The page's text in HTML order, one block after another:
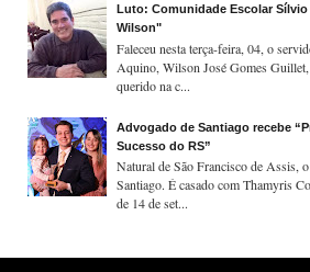
Luto: Comunidade Escolar
Wilson"
Faleceu nesta terça-feira, 04, o
Aquino, Wilson José Gomes
querido na c...
Advogado de Santiago recebe
Sucesso do RS”
Natural de São Francisco de Assis,
Santiago. É casado com Thamyris
de 14 de set...